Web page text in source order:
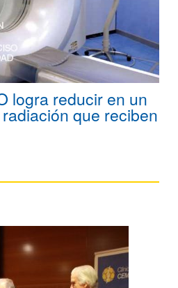
logra reducir en un
que reciben